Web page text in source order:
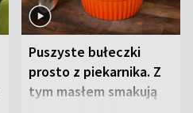
Puszyste bułeczki
prosto z piekarnika. Z
tym masłem smakują